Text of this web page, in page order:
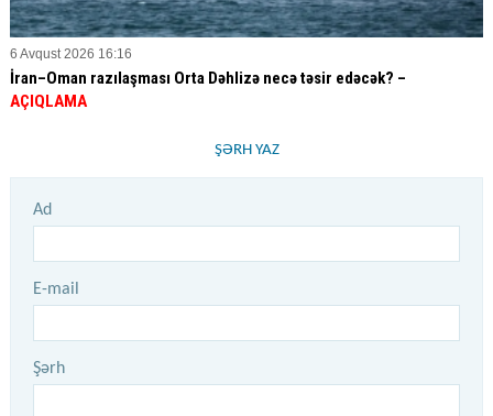
6 Avqust 2026 16:16
İran–Oman razılaşması Orta Dəhlizə necə təsir edəcək? –
AÇIQLAMA
ŞƏRH YAZ
Ad
E-mail
Şərh